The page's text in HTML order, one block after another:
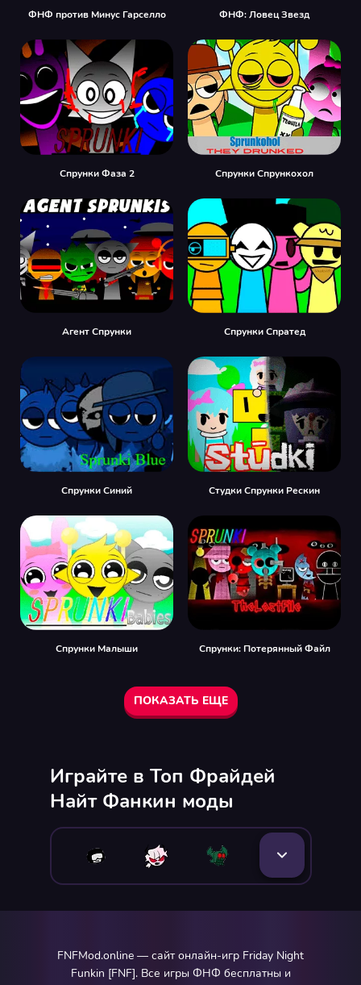
ФНФ против Минус Гарселло ФНФ: Ловец Звезд
Спрунки Фаза 2 Спрунки Спрункохол
Агент Спрунки Спрунки Спратед
Спрунки Синий Студки Спрунки Рескин
Спрунки Малыши Спрунки: Потерянный Файл
ПОКАЗАТЬ ЕЩЕ
Играйте в Топ Фрайдей
Найт Фанкин моды
FNFMod.online — сайт онлайн-игр Friday Night
Funkin [FNF]. Все игры ФНФ бесплатны и